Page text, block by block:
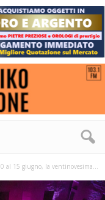
al 15 giugno, la ventinovesima...